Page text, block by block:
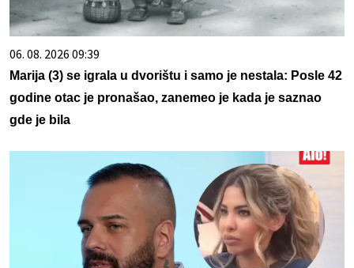
06. 08. 2026 09:39
Marija (3) se igrala u dvorištu i samo je nestala: Posle 42
godine otac je pronašao, zanemeo je kada je saznao
gde je bila